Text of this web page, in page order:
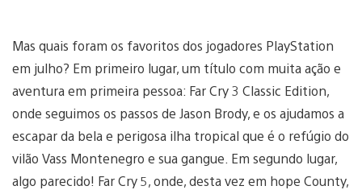
Mas quais foram os favoritos dos jogadores PlayStation
em julho? Em primeiro lugar, um título com muita ação e
aventura em primeira pessoa: Far Cry 3 Classic Edition,
onde seguimos os passos de Jason Brody, e os ajudamos a
escapar da bela e perigosa ilha tropical que é o refúgio do
vilão Vass Montenegro e sua gangue. Em segundo lugar,
algo parecido! Far Cry 5, onde, desta vez em hope County,